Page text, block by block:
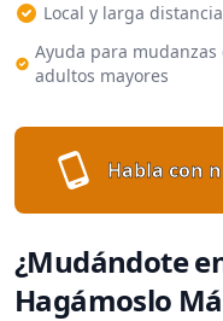
Local y larga distancia
Ayuda para mudanzas
adultos mayores
Habla con
¿Mudándote
Hagámoslo